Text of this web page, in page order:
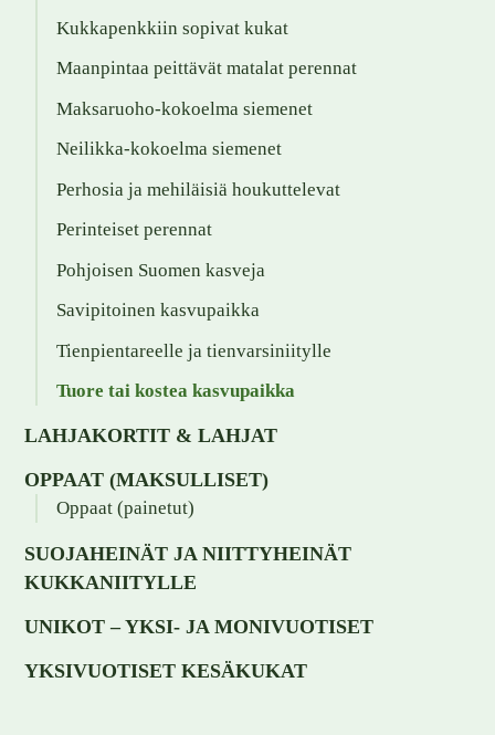
Kukkapenkkiin sopivat kukat
Maanpintaa peittävät matalat perennat
Maksaruoho-kokoelma siemenet
Neilikka-kokoelma siemenet
Perhosia ja mehiläisiä houkuttelevat
Perinteiset perennat
Pohjoisen Suomen kasveja
Savipitoinen kasvupaikka
Tienpientareelle ja tienvarsiniitylle
Tuore tai kostea kasvupaikka
LAHJAKORTIT & LAHJAT
OPPAAT (MAKSULLISET)
Oppaat (painetut)
SUOJAHEINÄT JA NIITTYHEINÄT
KUKKANIITYLLE
UNIKOT – YKSI- JA MONIVUOTISET
YKSIVUOTISET KESÄKUKAT